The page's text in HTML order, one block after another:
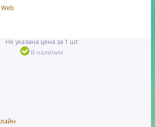
Не указана цена за 1 шт
В наличии